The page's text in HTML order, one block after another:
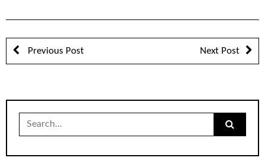
Previous Post Next Post
Search